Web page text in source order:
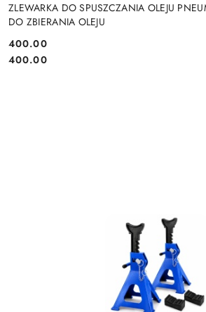
ZLEWARKA DO SPUSZCZANIA OLEJU
DO ZBIERANIA OLEJU
Cena:
400.00
Cena:
400.00